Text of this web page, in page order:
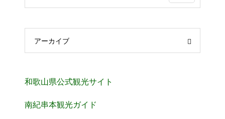
アーカイブ
和歌山県公式観光サイト
南紀串本観光ガイド